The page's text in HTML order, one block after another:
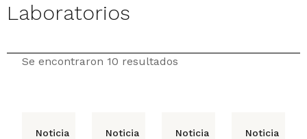
Laboratorios
Se encontraron 10 resultados
Noticia Noticia Noticia Noticia